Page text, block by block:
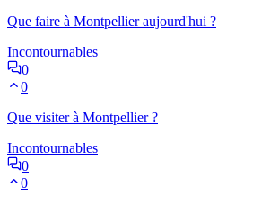
Que faire à Montpellier aujourd'hui ?
Incontournables
0
0
Que visiter à Montpellier ?
Incontournables
0
0